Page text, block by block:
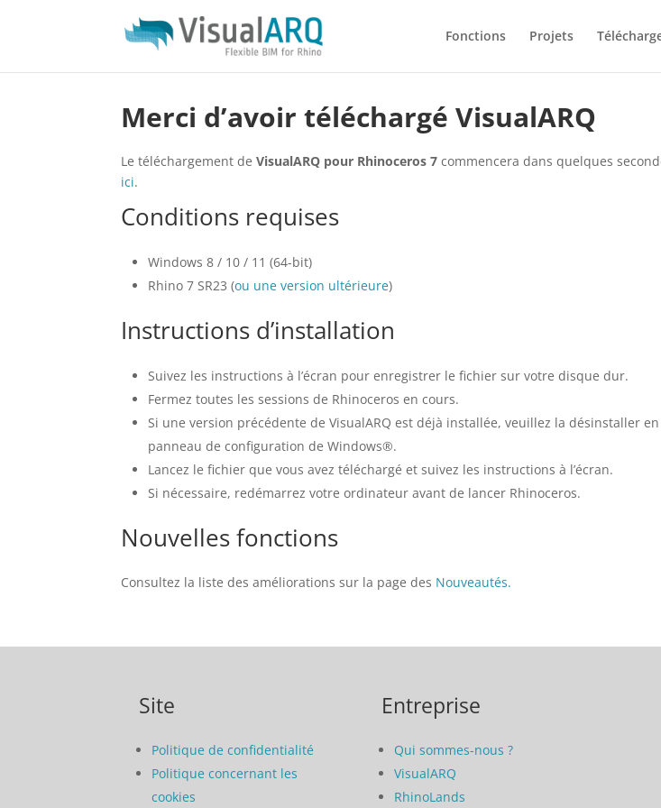
Fonctions Projets
Merci d’avoir téléchargé VisualARQ
Le téléchargement deVisualARQ pour Rhinoceros 7 commencera dans quelques
ici.
Conditions requises
Windows 8 / 10 / 11 (64-bit)
Rhino 7 SR23 (ou une version ultérieure)
Instructions d’installation
Suivez les instructions à l’écran pour enregistrer le fichier sur votre disque dur.
Fermez toutes les sessions de Rhinoceros en cours.
Si une version précédente de VisualARQ est déjà installée, veuillez la désinstaller
panneau de configuration de Windows®.
Lancez le fichier que vous avez téléchargé et suivez les instructions à l’écran.
Si nécessaire, redémarrez votre ordinateur avant de lancer Rhinoceros.
Nouvelles fonctions
Consultez la liste des améliorations sur la page des Nouveautés.
Site
Politique de confidentialité
Politique concernant les
cookies
Entreprise
Qui sommes-nous ?
VisualARQ
RhinoLands